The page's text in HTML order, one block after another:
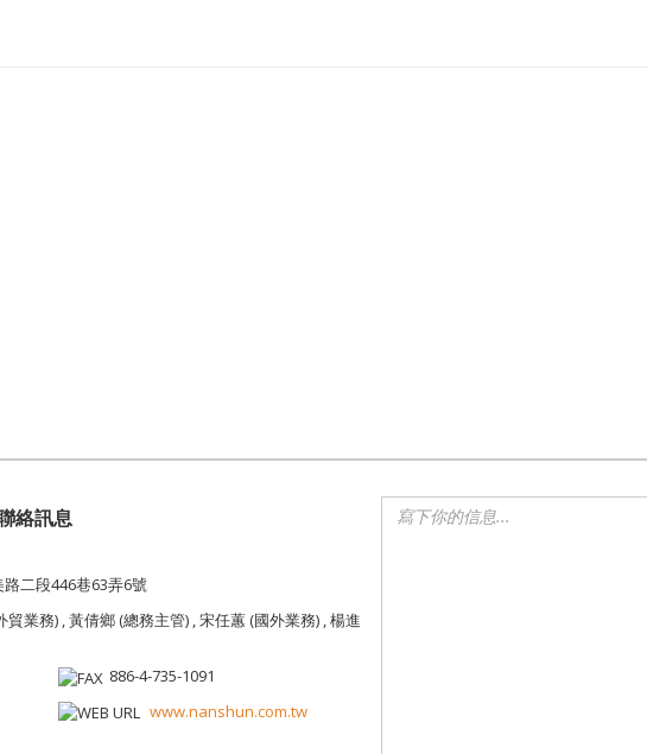
絡訊息
二段446巷63弄6號
業務) , 黃倩鄉 (總務主管) , 宋任蕙 (國外業務) , 楊進
886-4-735-1091
www.nanshun.com.tw